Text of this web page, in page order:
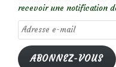
recevoir une notification
Adresse
e-
mail
ABONNEZ-VOUS